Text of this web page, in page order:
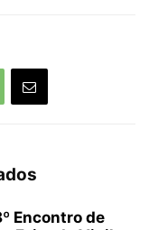
Encontro de